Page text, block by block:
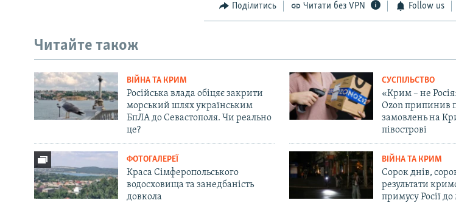
Поділитись Читати без VPN Follow us
Читайте також
ВІЙНА ТА КРИМ
Російська влада обіцяє закрити
морський шлях українським
БпЛА до Севастополя. Чи реально
це?
СУСПІЛЬСТВО
«Крим – не
Ozon припинив
замовлень на
півострові
ФОТОГАЛЕРЕЇ
Краса Сімферопольського
водосховища та занедбаність
довкола
ВІЙНА ТА КРИМ
Сорок днів,
результати
примусу Росії